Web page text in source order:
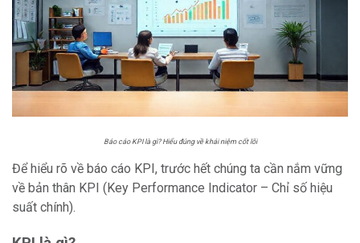
Báo cáo KPI là gì? Hiểu đúng về khái niệm cốt lõi
Để hiểu rõ về báo cáo KPI, trước hết chúng ta cần nắm vững
về bản thân KPI (Key Performance Indicator – Chỉ số hiệu
suất chính).